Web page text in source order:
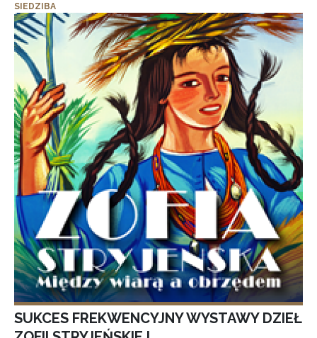
SIEDZIBA
SUKCES FREKWENCYJNY WYSTAWY DZIEŁ